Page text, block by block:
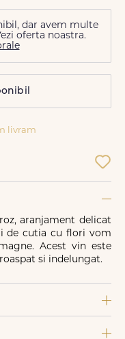
dar avem multe
oferta noastra.
livram
aranjament delicat
de cutia cu flori vom
Acest vin este
si indelungat.
alba